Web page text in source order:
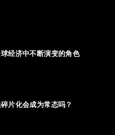
经济中不断演变的角色
片化会成为常态吗？